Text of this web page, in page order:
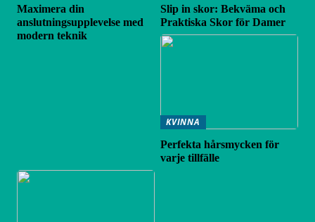
Maximera din
anslutningsupplevelse med
modern teknik
Slip in skor: Bekväma och
Praktiska Skor för Damer
KVINNA
Perfekta hårsmycken för
varje tillfälle